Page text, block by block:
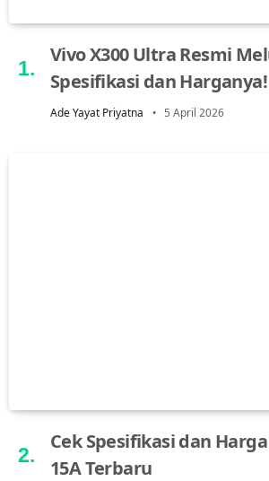
Vivo X300 Ultra Resmi
Spesifikasi dan Harganya!
Ade Yayat Priyatna 5 April 2026
Cek Spesifikasi dan
15A Terbaru